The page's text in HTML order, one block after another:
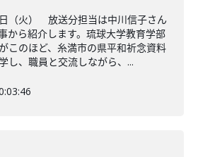
（火） 放送分担当は中川信子さん
から紹介します。琉球大学教育学部
このほど、糸満市の県平和祈念資料
し、職員と交流しながら、...